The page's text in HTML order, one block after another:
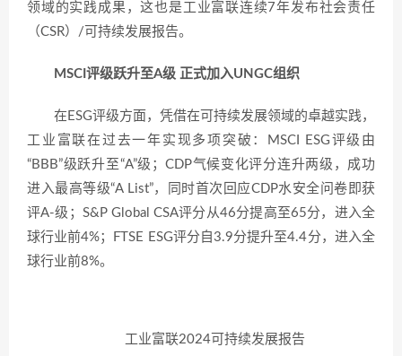
领域的实践成果，这也是工业富联连续7年发布社会责任
（CSR）/可持续发展报告。
MSCI评级跃升至A级 正式加入UNGC组织
在ESG评级方面，凭借在可持续发展领域的卓越实践，
工业富联在过去一年实现多项突破：MSCI ESG评级由
“BBB”级跃升至“A”级；CDP气候变化评分连升两级，成功
进入最高等级“A List”，同时首次回应CDP水安全问卷即获
评A-级；S&P Global CSA评分从46分提高至65分，进入全
球行业前4%；FTSE ESG评分自3.9分提升至4.4分，进入全
球行业前8%。
工业富联2024可持续发展报告